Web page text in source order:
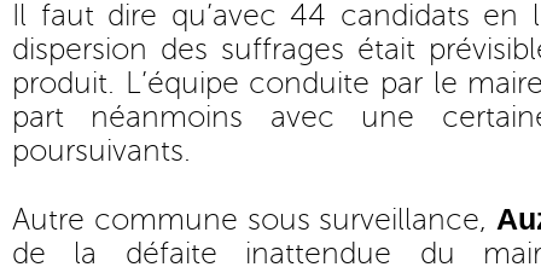
Il faut dire qu’avec 44 candidats en
dispersion des suffrages était
produit. L’équipe conduite par le
part néanmoins avec une
poursuivants.
Autre commune sous surveillance,
de la défaite inattendue du